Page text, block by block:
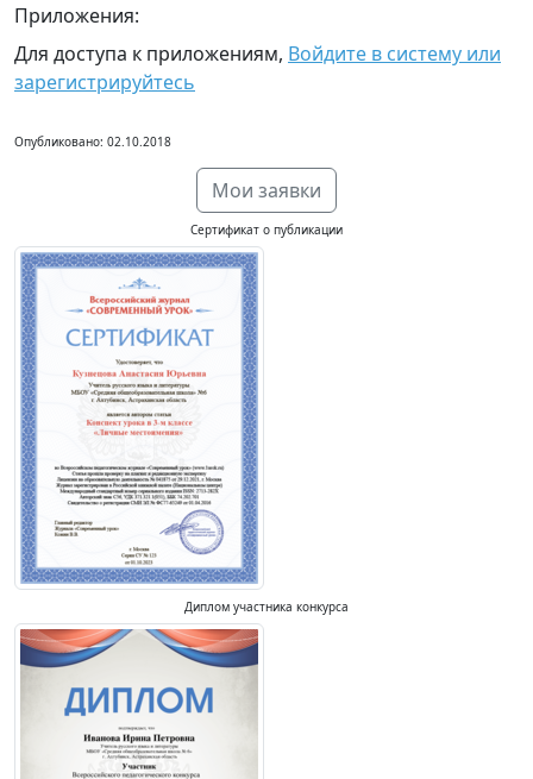
Приложения:
Для доступа к приложениям, Войдите в систему или
зарегистрируйтесь
Опубликовано: 02.10.2018
Мои заявки
Сертификат о публикации
Диплом участника конкурса